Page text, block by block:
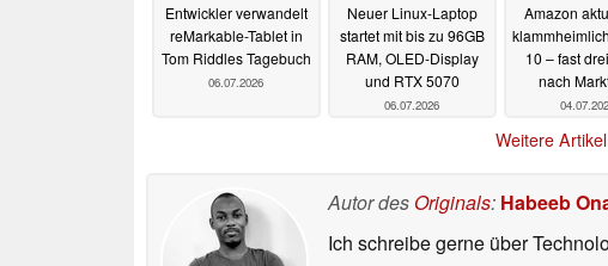
Entwickler verwandelt
reMarkable-Tablet in
Tom Riddles Tagebuch
06.07.2026
Neuer Linux-Laptop
startet mit bis zu 96GB
RAM, OLED-Display
und RTX 5070
06.07.2026
Amazon
10 – fast
nach
Weitere
Autor des Originals: Habeeb
Ich schreibe gerne über